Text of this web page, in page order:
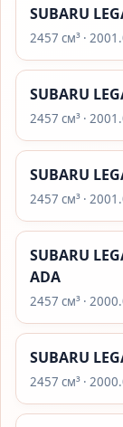
SUBARU
2457 см³ ·
SUBARU
2457 см³ ·
SUBARU
2457 см³ ·
SUBARU
ADA
2457 см³ ·
SUBARU
2457 см³ ·